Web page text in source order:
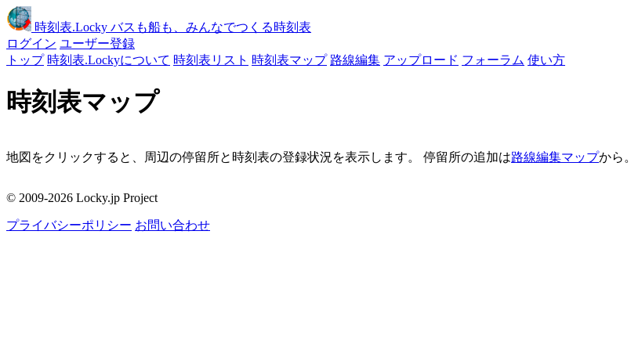
時刻表.Locky バスも船も、みんなでつくる時刻表
ログイン ユーザー登録
トップ 時刻表.Lockyについて 時刻表リスト 時刻表マップ 路線編集 アップロード フォーラム 使い方
時刻表マップ
地図をクリックすると、周辺の停留所と時刻表の登録状況を表示します。 停留所の追加は路線編集マップから。
周辺の停留所
© 2009-2026 Locky.jp Project
プライバシーポリシー お問い合わせ